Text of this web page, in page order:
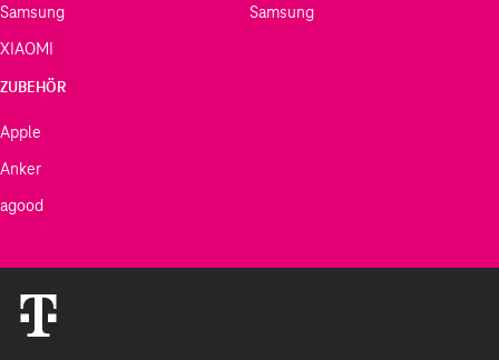
Samsung
XIAOMI
Samsung
ZUBEHÖR
Apple
Anker
agood